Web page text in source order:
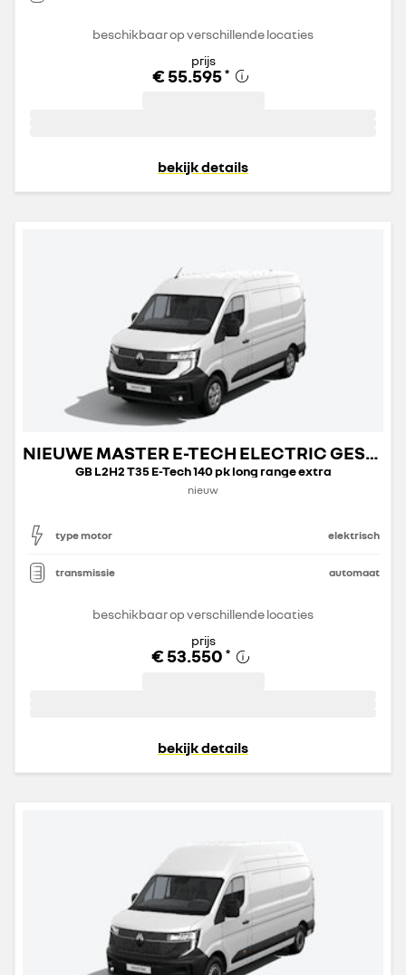
beschikbaar op verschillende locaties
prijs
€ 55.595 *
bekijk details
NIEUWE MASTER E-TECH ELECTRIC GESLOTEN TRANSPORT
GB L2H2 T35 E-Tech 140 pk long range extra
nieuw
type motor elektrisch
transmissie automaat
beschikbaar op verschillende locaties
prijs
€ 53.550 *
bekijk details